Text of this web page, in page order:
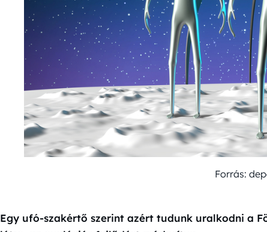
Forrás:
Egy ufó-szakértő szerint azért tudunk uralkodni a